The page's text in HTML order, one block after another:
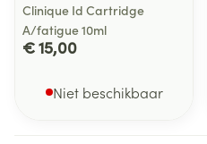
Clinique Id Cartridge
A/fatigue 10ml
€ 15,00
Niet beschikbaar